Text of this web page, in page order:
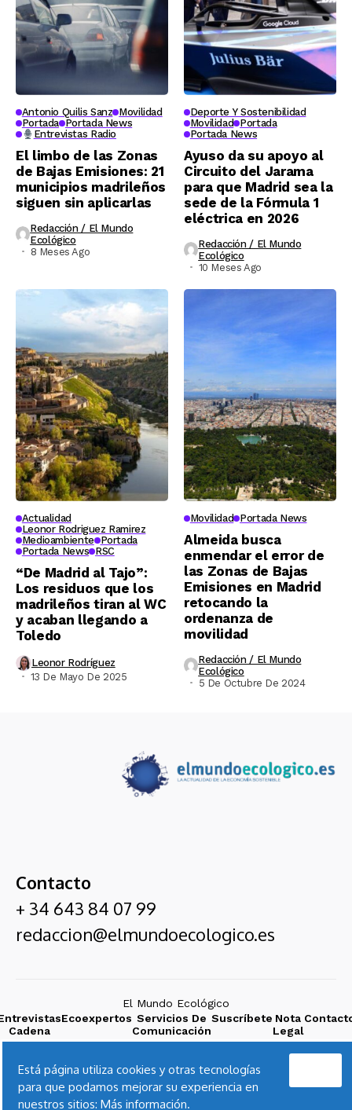
Antonio Quilis Sanz Movilidad
Portada Portada News
Entrevistas Radio
El limbo de las Zonas
de Bajas Emisiones: 21
municipios madrileños
siguen sin aplicarlas
Redacción / El Mundo
Ecológico
8 Meses Ago
Deporte Y Sostenibilidad
Movilidad Portada
Portada News
Ayuso da su apoyo al
Circuito del Jarama
para que Madrid sea la
sede de la Fórmula 1
eléctrica en 2026
Redacción / El Mundo
Ecológico
10 Meses Ago
Actualidad
Leonor Rodriguez Ramirez
Medioambiente Portada
Portada News RSC
“De Madrid al Tajo”:
Los residuos que los
madrileños tiran al WC
y acaban llegando a
Toledo
Leonor Rodríguez
13 De Mayo De 2025
Movilidad Portada News
Almeida busca
enmendar el error de
las Zonas de Bajas
Emisiones en Madrid
retocando la
ordenanza de
movilidad
Redacción / El Mundo
Ecológico
5 De Octubre De 2024
Contacto
+ 34 643 84 07 99
redaccion@elmundoecologico.es
El Mundo Ecológico
Cadena
SER
Ecoexpertos Servicios De
Comunicación
Suscríbete Nota
Legal
Está página utiliza cookies y otras tecnologías
para que podamos mejorar su experiencia en
nuestros sitios: Más información.